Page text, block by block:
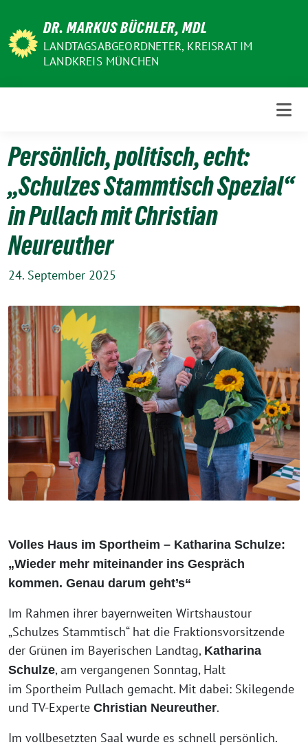
zum
Inhalt
DR. MARKUS BÜCHLER, MDL
LANDTAGSABGEORDNETER, KREISRAT IM
LANDKREIS MÜNCHEN
Persönlich, politisch, echt:
„Schulzes Stammtisch Spezial“
in Pullach mit Christian
Neureuther
24. September 2025
Volles Haus im Sportheim – Katharina Schulze:
„Wieder mehr miteinander ins Gespräch
kommen. Genau darum geht’s“
Im Rahmen ihrer bayernweiten Wirtshaustour
„Schulzes Stammtisch“ hat die Fraktionsvorsitzende
der Grünen im Bayerischen Landtag, Katharina
Schulze, am vergangenen Sonntag, Halt
im Sportheim Pullach gemacht. Mit dabei: Skilegende
und TV-Experte Christian Neureuther.
Im vollbesetzten Saal wurde es schnell persönlich.